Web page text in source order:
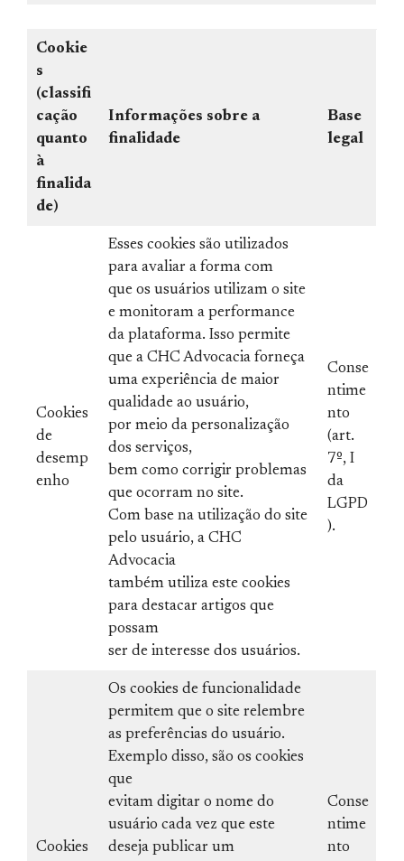
Cookie
s
(classifi
cação
quanto
à
finalida
de)
Informações sobre a
finalidade
Base
legal
Cookies
de
desemp
enho
Esses cookies são utilizados
para avaliar a forma com
que os usuários utilizam o site
e monitoram a performance
da plataforma. Isso permite
que a CHC Advocacia forneça
uma experiência de maior
qualidade ao usuário,
por meio da personalização
dos serviços,
bem como corrigir problemas
que ocorram no site.
Com base na utilização do site
pelo usuário, a CHC
Advocacia
também utiliza este cookies
para destacar artigos que
possam
ser de interesse dos usuários.
Conse
ntime
nto
(art.
7º, I
da
LGPD
).
Cookies
Os cookies de funcionalidade
permitem que o site relembre
as preferências do usuário.
Exemplo disso, são os cookies
que
evitam digitar o nome do
usuário cada vez que este
deseja publicar um
Conse
ntime
nto